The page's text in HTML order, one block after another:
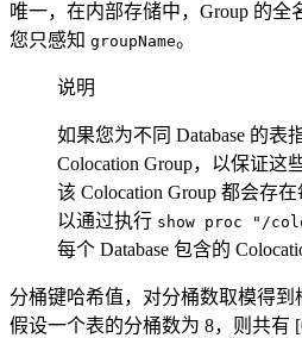
唯一，在内部存储中，Group 的全
您只感知 groupName。
说明
如果您为不同 Database 的表
Colocation Group，以保证这
该 Colocation Group 都会存
以通过执行 show proc "/
每个 Database 包含的
分桶键哈希值，对分桶数取模得到
假设一个表的分桶数为 8，则共有